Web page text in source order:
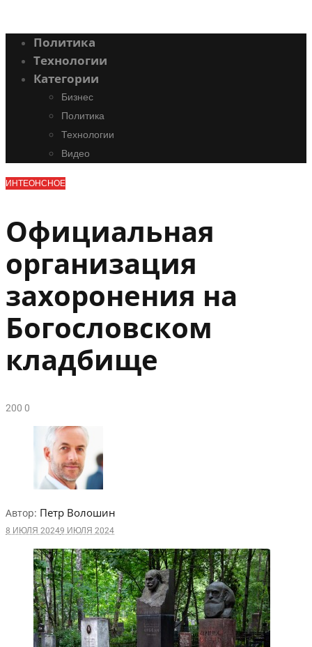
Политика
Технологии
Категории
Бизнес
Политика
Технологии
Видео
ИНТЕОНСНОЕ
Официальная
организация
захоронения на
Богословском
кладбище
2000
Автор: Петр Волошин
8 ИЮЛЯ 20249 ИЮЛЯ 2024